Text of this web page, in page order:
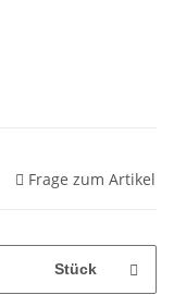
Frage zum Artikel
Stück